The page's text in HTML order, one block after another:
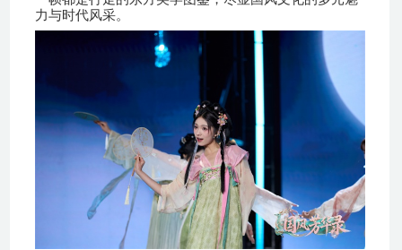
力与时代风采。